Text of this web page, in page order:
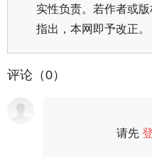
实性负责。若作者或
指出，本网即予改正。
评论（0）
请先